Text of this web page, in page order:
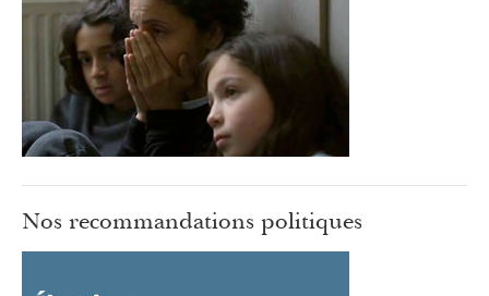
Nos recommandations politiques